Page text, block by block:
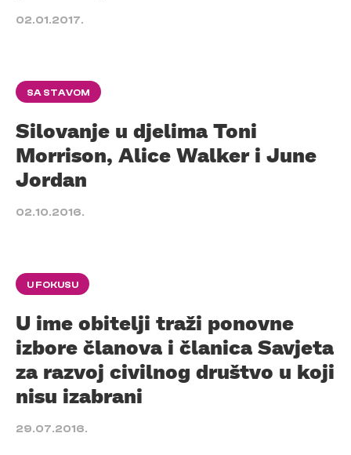
02.01.2017.
SA STAVOM
Silovanje u djelima Toni
Morrison, Alice Walker i June
Jordan
02.10.2016.
U FOKUSU
U ime obitelji traži ponovne
izbore članova i članica Savjeta
za razvoj civilnog društvo u koji
nisu izabrani
29.07.2016.